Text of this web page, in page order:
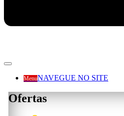
MenuNAVEGUE NO SITE
Ofertas